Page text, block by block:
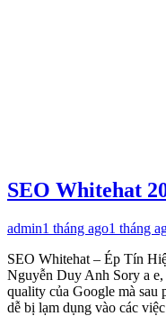
SEO Whitehat
admin1 tháng ago1 tháng
SEO Whitehat – Ép Tín
Nguyễn Duy Anh Sory a e,
quality của Google mà
dễ bị lạm dụng vào các